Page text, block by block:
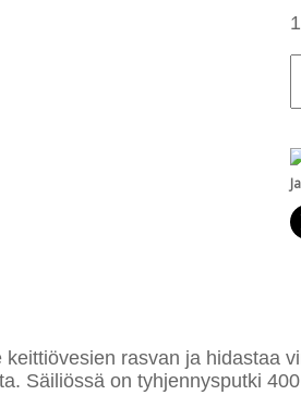
rasvan ja hidastaa
Säiliössä on tyhjennysputki